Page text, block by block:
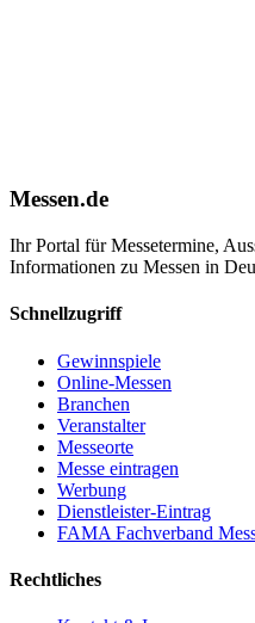
Messen.de
Ihr Portal für Messetermine,
Informationen zu Messen in
Schnellzugriff
Gewinnspiele
Online-Messen
Branchen
Veranstalter
Messeorte
Messe eintragen
Werbung
Dienstleister-Eintrag
FAMA Fachverband
Rechtliches